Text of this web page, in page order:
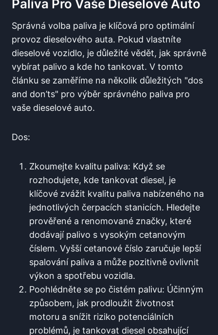
Paliva Pro Vaše ‌dieselové Auto
Správná volba paliva je klíčová ⁣pro optimální
provoz⁢ dieselového⁣ auta. Pokud vlastníte
dieselové ‍vozidlo, je důležité vědět, jak správně⁢
vybírat palivo ⁤a kde ​ho tankovat.​ V tomto⁤
článku se ⁢zaměříme na několik důležitých "dos
and don’ts" pro výběr ‍správného paliva pro
vaše ⁣dieselové auto.
Dos:
Zkoumejte kvalitu paliva: ‌Když se
rozhodujete, kde ⁤tankovat ​diesel, ⁣je
klíčové zvážit kvalitu paliva nabízeného na
⁤jednotlivých čerpacích stanicích. Hledejte
prověřené a renomované značky,‍ které
dodávají palivo ​s vysokým cetanovým
⁣číslem. Vyšší cetanové číslo zaručuje lepší
spalování paliva a může pozitivně ovlivnit
výkon⁤ a spotřebu vozidla.
Poohlédněte se⁣ po ​čistém palivu: Účinným
způsobem, jak prodloužit životnost
motoru a snížit riziko ⁣potenciálních
problémů, je tankovat diesel obsahující